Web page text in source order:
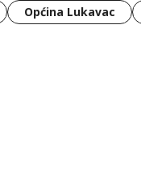
Općina Lukavac